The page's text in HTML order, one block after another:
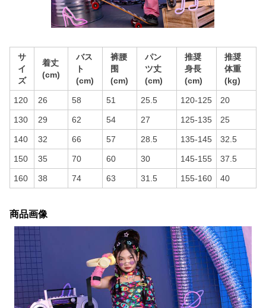
サ
イ
ズ
着丈
(cm)
バス
ト
(cm)
裤腰
围
(cm)
パン
ツ丈
(cm)
推奨
身長
(cm)
推奨
体重
(kg)
120 26 58 51 25.5 120-125 20
130 29 62 54 27 125-135 25
140 32 66 57 28.5 135-145 32.5
150 35 70 60 30 145-155 37.5
160 38 74 63 31.5 155-160 40
商品画像